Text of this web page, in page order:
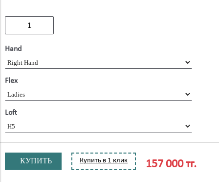
Hand
Flex
Loft
КУПИТЬ Купить в 1 клик 157 000 тг.